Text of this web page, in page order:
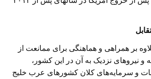
بر همراهی و هماهنگی برای ممانعت از
و نیروهای نزدیک به آن در این کشور،
و سرمایه‌های کلان کشورهای عرب خلیج